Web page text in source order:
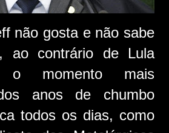
não gosta e não sabe
ao contrário de Lula
momento mais
anos de chumbo
todos os dias, como